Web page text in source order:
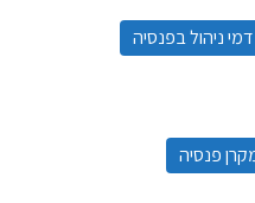
ניהול בפנסיה
פנסיה